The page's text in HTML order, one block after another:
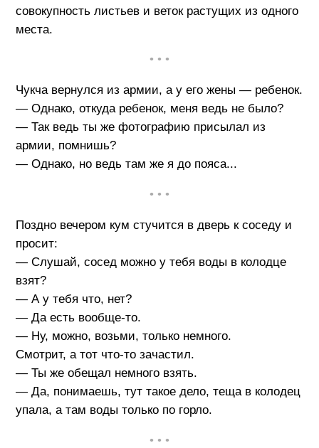
совокупность листьев и веток растущих из одного
места.
• • •
Чукча вернулся из армии, а у его жены — ребенок.
— Однако, откуда ребенок, меня ведь не было?
— Так ведь ты же фотографию присылал из
армии, помнишь?
— Однако, но ведь там же я до пояса...
• • •
Поздно вечером кум стучится в дверь к соседу и
просит:
— Слушай, сосед можно у тебя воды в колодце
взят?
— А у тебя что, нет?
— Да есть вообще-то.
— Ну, можно, возьми, только немного.
Смотрит, а тот что-то зачастил.
— Ты же обещал немного взять.
— Да, понимаешь, тут такое дело, теща в колодец
упала, а там воды только по горло.
• • •